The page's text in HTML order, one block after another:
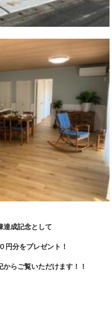
達成記念として
分をプレゼント！
らご覧いただけます！！